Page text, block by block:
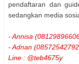
pendaftaran dan
sedangkan media
- Annisa
- Adnan
Line : @teb4675y